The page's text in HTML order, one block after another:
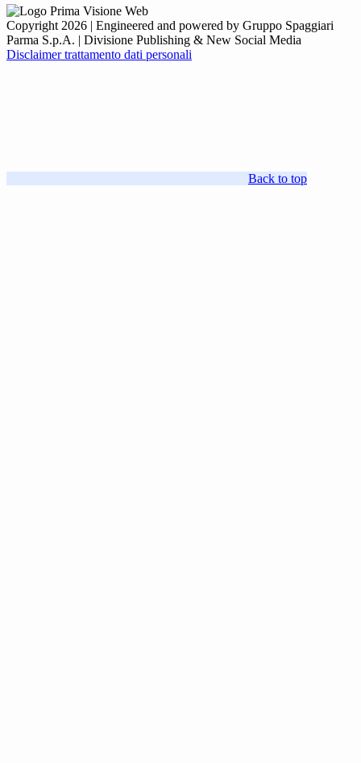
Copyright 2026 | Engineered and powered by Gruppo Spaggiari
Parma S.p.A. | Divisione Publishing & New Social Media
Disclaimer trattamento dati personali
Back to top